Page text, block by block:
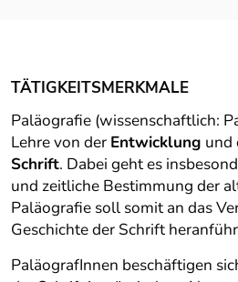
TÄTIGKEITSMERKMALE
Paläografie (wissenschaftlich:
Lehre von der Entwicklung und
Schrift. Dabei geht es
und zeitliche Bestimmung der
Paläografie soll somit an das
Geschichte der Schrift
PaläografInnen beschäftigen